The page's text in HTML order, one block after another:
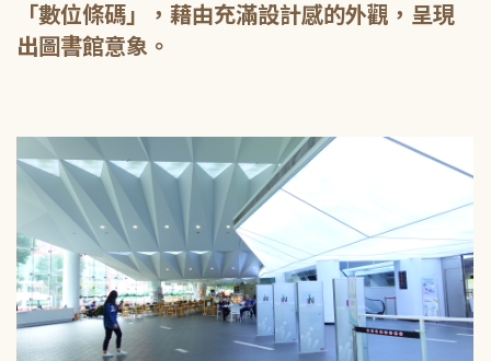
「數位條碼」，藉由充滿設計感的外觀，呈現
出圖書館意象。